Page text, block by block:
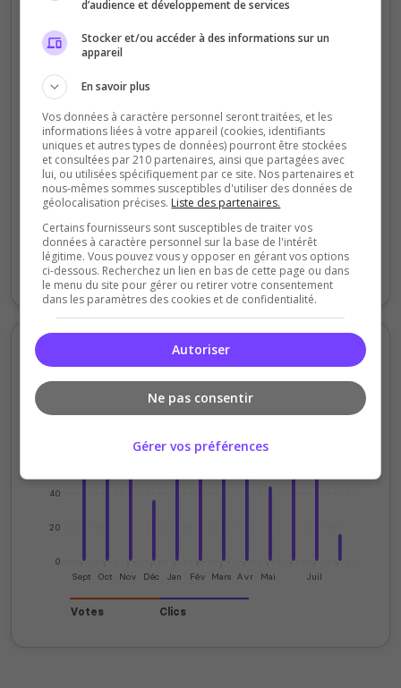
Votes et clics journaliers
1
3
4
5
Vendredi Samedi Lundi
Votes Clics
Votes et clics mensuels
0
20
40
Sept Oct Nov Déc Jan Fév Mars Avr Mai Juil
Votes Clics
d’audience et développement de services
Stocker et/ou accéder à des informations sur un
appareil
En savoir plus
Vos données à caractère personnel seront traitées, et les
informations liées à votre appareil (cookies, identifiants
uniques et autres types de données) pourront être stockées
et consultées par 210 partenaires, ainsi que partagées avec
lui, ou utilisées spécifiquement par ce site. Nos partenaires et
nous-mêmes sommes susceptibles d'utiliser des données de
géolocalisation précises. Liste des partenaires.
Certains fournisseurs sont susceptibles de traiter vos
données à caractère personnel sur la base de l'intérêt
légitime. Vous pouvez vous y opposer en gérant vos options
ci-dessous. Recherchez un lien en bas de cette page ou dans
le menu du site pour gérer ou retirer votre consentement
dans les paramètres des cookies et de confidentialité.
Autoriser
Ne pas consentir
Gérer vos préférences